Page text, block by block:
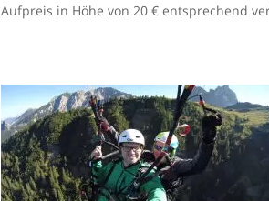
Aufpreis in Höhe von 20 € entsprechend